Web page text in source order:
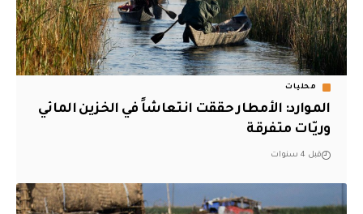
محليات
الموارد: الأمطار حققت انتعاشاً في الخزين المائي
وريّات متفرقة
قبل 4 سنوات